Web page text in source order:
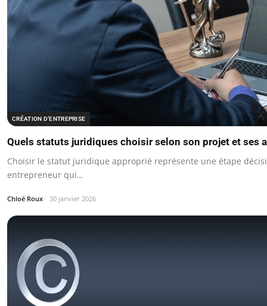
CRÉATION D’ENTREPRISE
Quels statuts juridiques choisir selon son projet et ses
Choisir le statut juridique approprié représente une étape
entrepreneur qui…
Chloé Roux 30 janvier 2026